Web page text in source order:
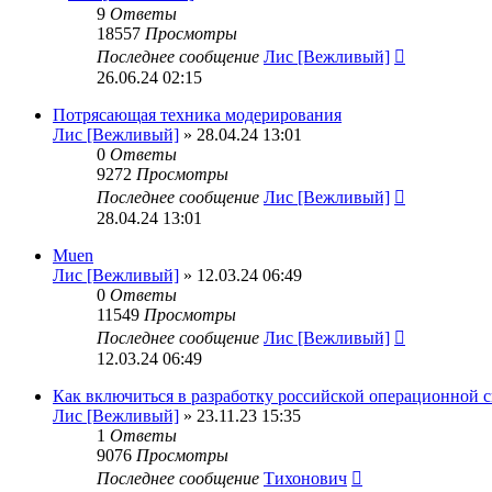
9 Ответы
18557 Просмотры
Последнее сообщение Лис [Вежливый]
26.06.24 02:15
Потрясающая техника модерирования
Лис [Вежливый] » 28.04.24 13:01
0 Ответы
9272 Просмотры
Последнее сообщение Лис [Вежливый]
28.04.24 13:01
Muen
Лис [Вежливый] » 12.03.24 06:49
0 Ответы
11549 Просмотры
Последнее сообщение Лис [Вежливый]
12.03.24 06:49
Как включиться в разработку российской операционной
Лис [Вежливый] » 23.11.23 15:35
1 Ответы
9076 Просмотры
Последнее сообщение Тихонович